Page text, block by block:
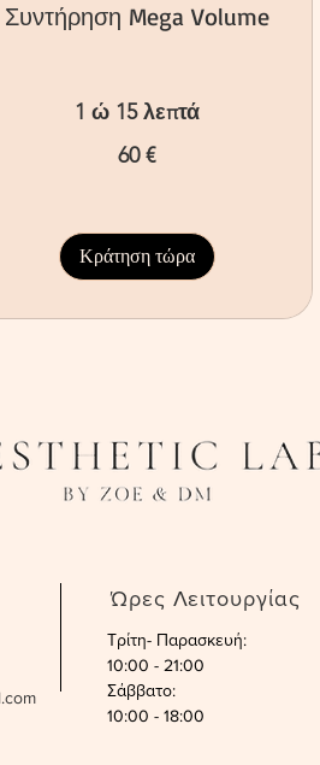
Συντήρηση Mega Volume
1 ώ 15 λεπτά
60 €
Κράτηση τώρα
Ώρες Λειτουργίας
Τρίτη- Παρασκευή:
10:00 - 21:00
Σάββατο:
10:00 - 18:00